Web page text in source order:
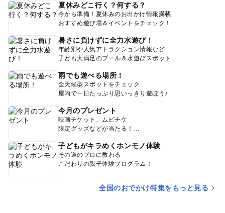
夏休みどこ行く？何する？
今から準備！夏休みのお出かけ情報満載
おすすめ遊び場＆イベントをチェック！
暑さに負けずに全力水遊び！
年齢別や人気アトラクション情報など
子ども大満足のプール＆水遊びスポット
雨でも遊べる場所！
全天候型スポットをチェック
屋内で一日たっぷり思いっきり遊ぼう♪
今月のプレゼント
映画チケット、ムビチケ
限定グッズなどが当たる！
子どもがキラめくホンモノ体験
その道のプロに教わる
こだわりの親子体験プログラム！
全国のおでかけ特集をもっと見る